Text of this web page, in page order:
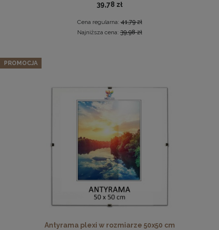
Ramka na zdjęcia 40x60 cm, drewniana w kolorze
brązowym
Zestaw 3 szt. antyram w rozmiarze 30 x 40 cm
27,07 zł
Cena regularna:
Najniższa cena:
DO KOSZYKA
39,78 zł
Cena regularna:41,79 zł
Najniższa cena:39,98 zł
Antyrama plexi w rozmiarze 50x50 cm
PROMOCJA